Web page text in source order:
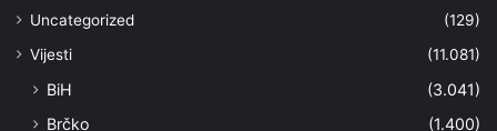
Uncategorized
(129)
Vijesti
(11.081)
BiH
(3.041)
Brčko
(1.400)